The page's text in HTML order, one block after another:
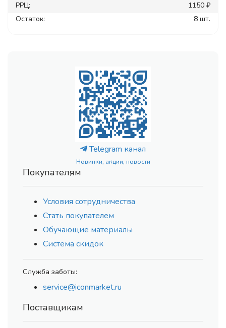
РРЦ:
1150 ₽
Остаток:
8 шт.
Telegram канал
Новинки, акции, новости
Покупателям
Условия сотрудничества
Стать покупателем
Обучающие материалы
Система скидок
Служба заботы:
service@iconmarket.ru
Поставщикам